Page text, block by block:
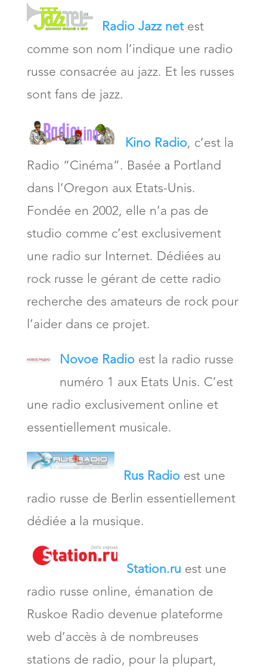
Radio Jazz netest
comme son nom l’indique une radio
russe consacrée au jazz. Et les russes
sont fans de jazz.
Kino Radio, c’est la
Radio “Cinéma”. Basée а Portland
dans l’Oregon aux Etats-Unis.
Fondée en 2002, elle n’a pas de
studio comme c’est exclusivement
une radio sur Internet. Dédiées au
rock russe le gérant de cette radio
recherche des amateurs de rock pour
l’aider dans ce projet.
Novoe Radioest la radio russe
numéro 1 aux Etats Unis. C’est
une radio exclusivement online et
essentiellement musicale.
Rus Radioest une
radio russe de Berlin essentiellement
dédiée а la musique.
Station.ru est une
radio russe online, émanation de
Ruskoe Radio devenue plateforme
web d’accès à de nombreuses
stations de radio, pour la plupart,